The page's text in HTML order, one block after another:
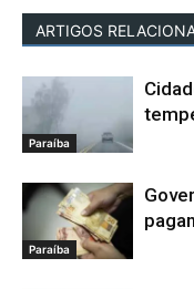
ARTIGOS
Paraíba
Paraíba